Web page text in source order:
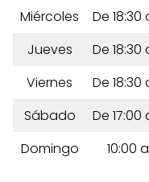
Miércoles
De 18:30
Jueves
De 18:30
Viernes
De 18:30
Sábado
De 17:00
Domingo
10:00 a